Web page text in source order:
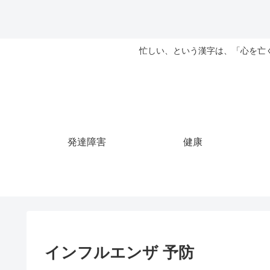
忙しい、という漢字は、「心を
発達障害 健康
インフルエンザ 予防